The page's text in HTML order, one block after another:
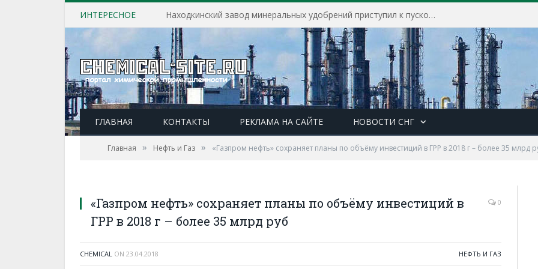
ИНТЕРЕСНОЕ Находкинский завод минеральных удобрений приступил к пусконаладочным работам на строящихся производственных объектах завода
ГЛАВНАЯ КОНТАКТЫ РЕКЛАМА НА САЙТЕ НОВОСТИ СНГ
Главная » Нефть и Газ » «Газпром нефть» сохраняет планы по объёму инвестиций в ГРР в 2018 г – более 35 млрд
«Газпром нефть» сохраняет планы по объёму инвестиций в
ГРР в 2018 г – более 35 млрд руб
0
CHEMICAL ON 23.04.2018 НЕФТЬ И ГАЗ